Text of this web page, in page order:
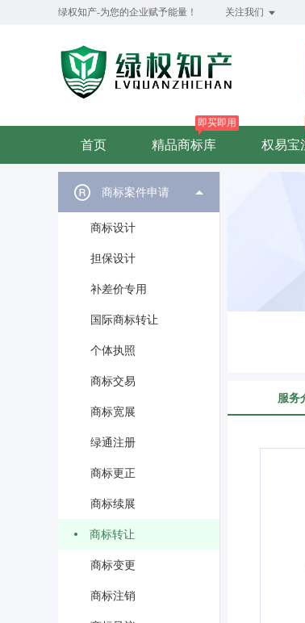
绿权知产-为您的企业赋予能量！ 关注我们
首页 精品商标库
即买即用
权易宝
商标案件申请
商标设计
担保设计
补差价专用
国际商标转让
个体执照
商标交易
商标宽展
绿通注册
商标更正
商标续展
商标转让
商标变更
商标注销
服务